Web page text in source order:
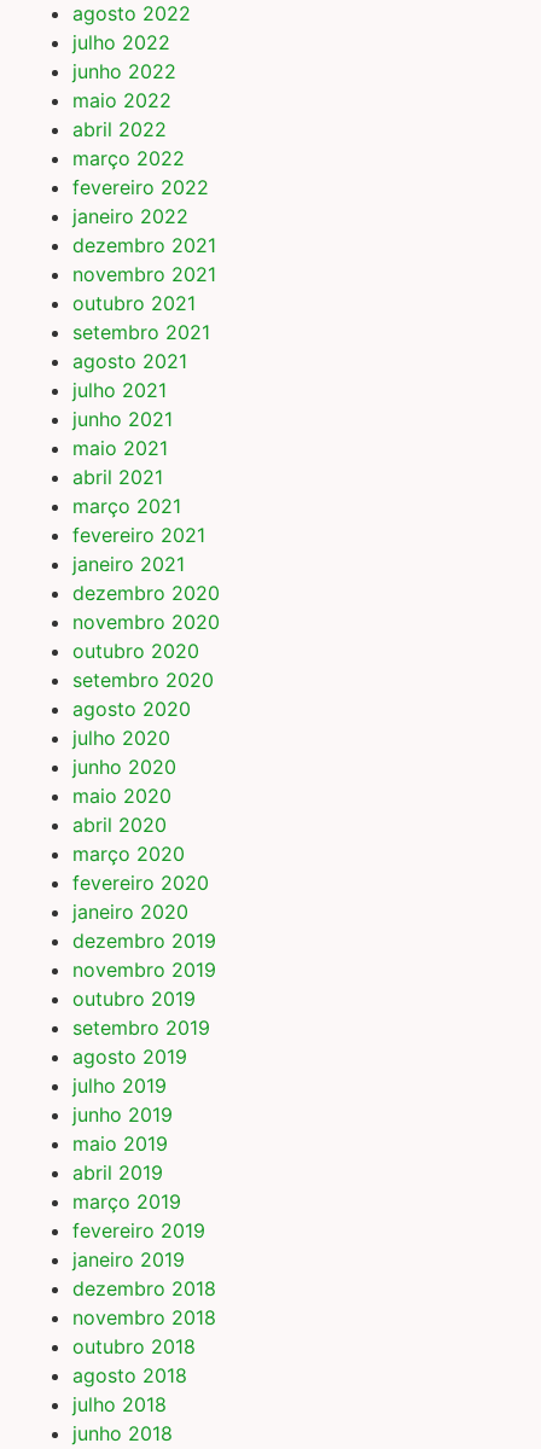
agosto 2022
julho 2022
junho 2022
maio 2022
abril 2022
março 2022
fevereiro 2022
janeiro 2022
dezembro 2021
novembro 2021
outubro 2021
setembro 2021
agosto 2021
julho 2021
junho 2021
maio 2021
abril 2021
março 2021
fevereiro 2021
janeiro 2021
dezembro 2020
novembro 2020
outubro 2020
setembro 2020
agosto 2020
julho 2020
junho 2020
maio 2020
abril 2020
março 2020
fevereiro 2020
janeiro 2020
dezembro 2019
novembro 2019
outubro 2019
setembro 2019
agosto 2019
julho 2019
junho 2019
maio 2019
abril 2019
março 2019
fevereiro 2019
janeiro 2019
dezembro 2018
novembro 2018
outubro 2018
agosto 2018
julho 2018
junho 2018